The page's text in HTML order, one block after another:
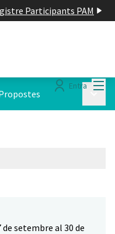
Participants PAM
Entra
setembre al 30 de